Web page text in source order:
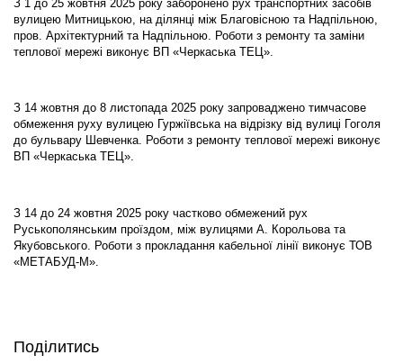
З 1 до 25 жовтня 2025 року заборонено рух транспортних засобів
вулицею Митницькою, на ділянці між Благовісною та Надпільною,
пров. Архітектурний та Надпільною. Роботи з ремонту та заміни
теплової мережі виконує ВП «Черкаська ТЕЦ».
З 14 жовтня до 8 листопада 2025 року запроваджено тимчасове
обмеження руху вулицею Гуржіївська на відрізку від вулиці Гоголя
до бульвару Шевченка. Роботи з ремонту теплової мережі виконує
ВП «Черкаська ТЕЦ».
З 14 до 24 жовтня 2025 року частково обмежений рух
Руськополянським проїздом, між вулицями А. Корольова та
Якубовського. Роботи з прокладання кабельної лінії виконує ТОВ
«МЕТАБУД-М».
Поділитись